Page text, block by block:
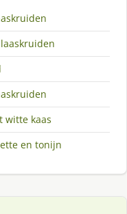
witte kaas
en tonijn